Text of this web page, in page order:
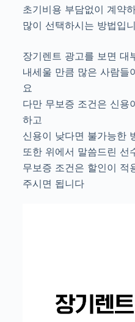
초기비용 부담없이 계약
많이 선택하시는 방법입
장기렌트 광고를 보면 대
내세울 만큼 많은 사람들
요
다만 무보증 조건은 신용
하고
신용이 낮다면 불가능한
또한 위에서 말씀드린 선
무보증 조건은 할인이 적
주시면 됩니다